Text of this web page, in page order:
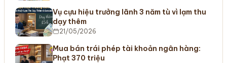
Vụ cựu hiệu trưởng lãnh 3 năm tù vì lạm thu
dạy thêm
21/05/2026
Mua bán trái phép tài khoản ngân hàng:
Phạt 370 triệu